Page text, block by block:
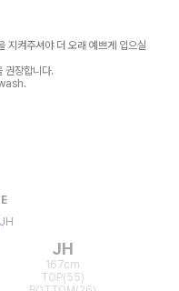
지켜주셔야 더 오래 예쁘게 입으실
권장합니다.
JH
167cm
TOP(55)